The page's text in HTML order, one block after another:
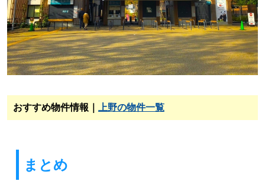
おすすめ物件情報｜ 上野の物件一覧
まとめ